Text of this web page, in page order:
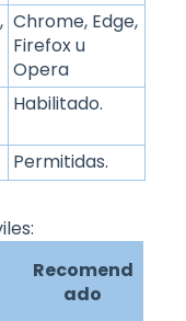
Chrome, Edge,
Firefox u
Opera
Habilitado.
Permitidas.
Recomend
ado